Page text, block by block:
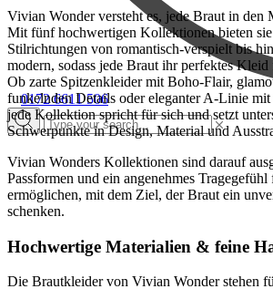
0172 6611 506
Vivian Wonder versteht es, jede Braut in den
Mit fünf hochwertigen Kollektionen bieten
Stilrichtungen von romantisch-verspielt bis
modern, sodass jede Braut ihr perfektes Kleid
Ob zarte Spitzenkleider mit Boho-Flair,
funkelnden Details oder eleganter A-Linie
jede Kollektion spricht für sich und setzt
Schwerpunkte in Design, Material und
Vivian Wonders Kollektionen sind darauf
Passformen und ein angenehmes
ermöglichen, mit dem Ziel, der Braut ein
schenken.
Hochwertige Materialien & feine
Die Brautkleider von Vivian Wonder stehen